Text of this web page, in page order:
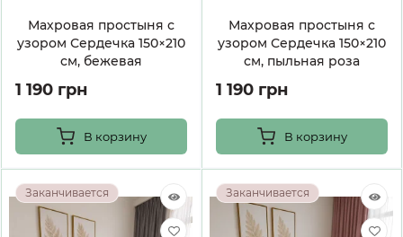
Махровая простыня с
узором Сердечка 150×210
см, бежевая
1 190 грн
В корзину
Махровая простыня с
узором Сердечка 150×210
см, пыльная роза
1 190 грн
В корзину
Заканчивается Заканчивается